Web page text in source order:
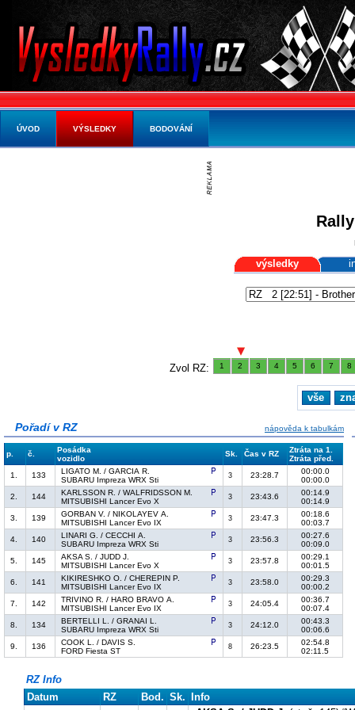
výsledky
Zvol RZ: 1 2 3 4 5 6 7 8
vše
Pořadí v RZ nápověda k tabulkám
p. č.
Posádka
vozidlo
Sk. Čas v RZ
Ztráta na 1.
Ztráta před.
1.
133
LIGATO M. / GARCIA R.
SUBARU Impreza WRX Sti
3 23:28.7
00:00.0
00:00.0
2.
144
KARLSSON R. / WALFRIDSSON M.
MITSUBISHI Lancer Evo X
3 23:43.6
00:14.9
00:14.9
3.
139
GORBAN V. / NIKOLAYEV A.
MITSUBISHI Lancer Evo IX
3 23:47.3
00:18.6
00:03.7
4.
140
LINARI G. / CECCHI A.
SUBARU Impreza WRX Sti
3 23:56.3
00:27.6
00:09.0
5.
145
AKSA S. / JUDD J.
MITSUBISHI Lancer Evo X
3 23:57.8
00:29.1
00:01.5
6.
141
KIKIRESHKO O. / CHEREPIN P.
MITSUBISHI Lancer Evo IX
3 23:58.0
00:29.3
00:00.2
7.
142
TRIVINO R. / HARO BRAVO A.
MITSUBISHI Lancer Evo IX
3 24:05.4
00:36.7
00:07.4
8.
134
BERTELLI L. / GRANAI L.
SUBARU Impreza WRX Sti
3 24:12.0
00:43.3
00:06.6
9.
136
COOK L. / DAVIS S.
FORD Fiesta ST
8 26:23.5
02:54.8
02:11.5
RZ Info
Datum
RZ Bod. Sk.
Info
ÚVOD VÝSLEDKY BODOVÁNÍ